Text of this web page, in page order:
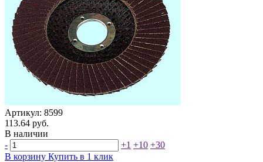
Артикул: 8599
113.64 руб.
В наличии
-
+1 +10 +30
В корзину Купить в 1 клик